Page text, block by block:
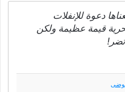
دعوة للإنفلات
قيمة عظيمة ولكن